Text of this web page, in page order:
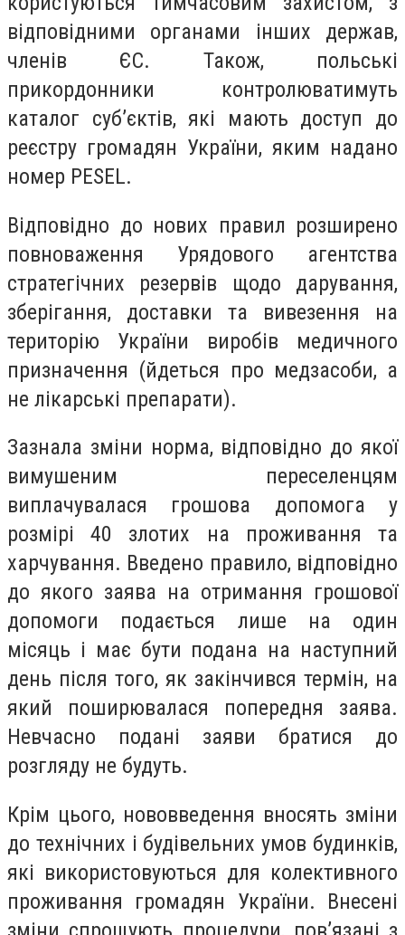
відповідними органами інших держав,
членів ЄС. Також, польські
прикордонники контролюватимуть
каталог суб’єктів, які мають доступ до
реєстру громадян України, яким надано
номер PESEL.
Відповідно до нових правил розширено
повноваження Урядового агентства
стратегічних резервів щодо дарування,
зберігання, доставки та вивезення на
територію України виробів медичного
призначення (йдеться про медзасоби, а
не лікарські препарати).
Зазнала зміни норма, відповідно до якої
вимушеним переселенцям
виплачувалася грошова допомога у
розмірі 40 злотих на проживання та
харчування. Введено правило, відповідно
до якого заява на отримання грошової
допомоги подається лише на один
місяць і має бути подана на наступний
день після того, як закінчився термін, на
який поширювалася попередня заява.
Невчасно подані заяви братися до
розгляду не будуть.
Крім цього, нововведення вносять зміни
до технічних і будівельних умов будинків,
які використовуються для колективного
проживання громадян України. Внесені